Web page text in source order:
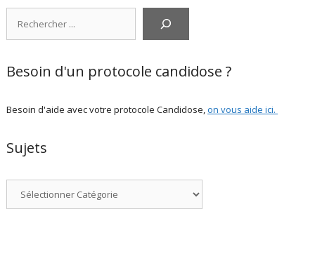
Besoin d'un protocole candidose ?
Besoin d'aide avec votre protocole Candidose,on vous aide ici.
Sujets